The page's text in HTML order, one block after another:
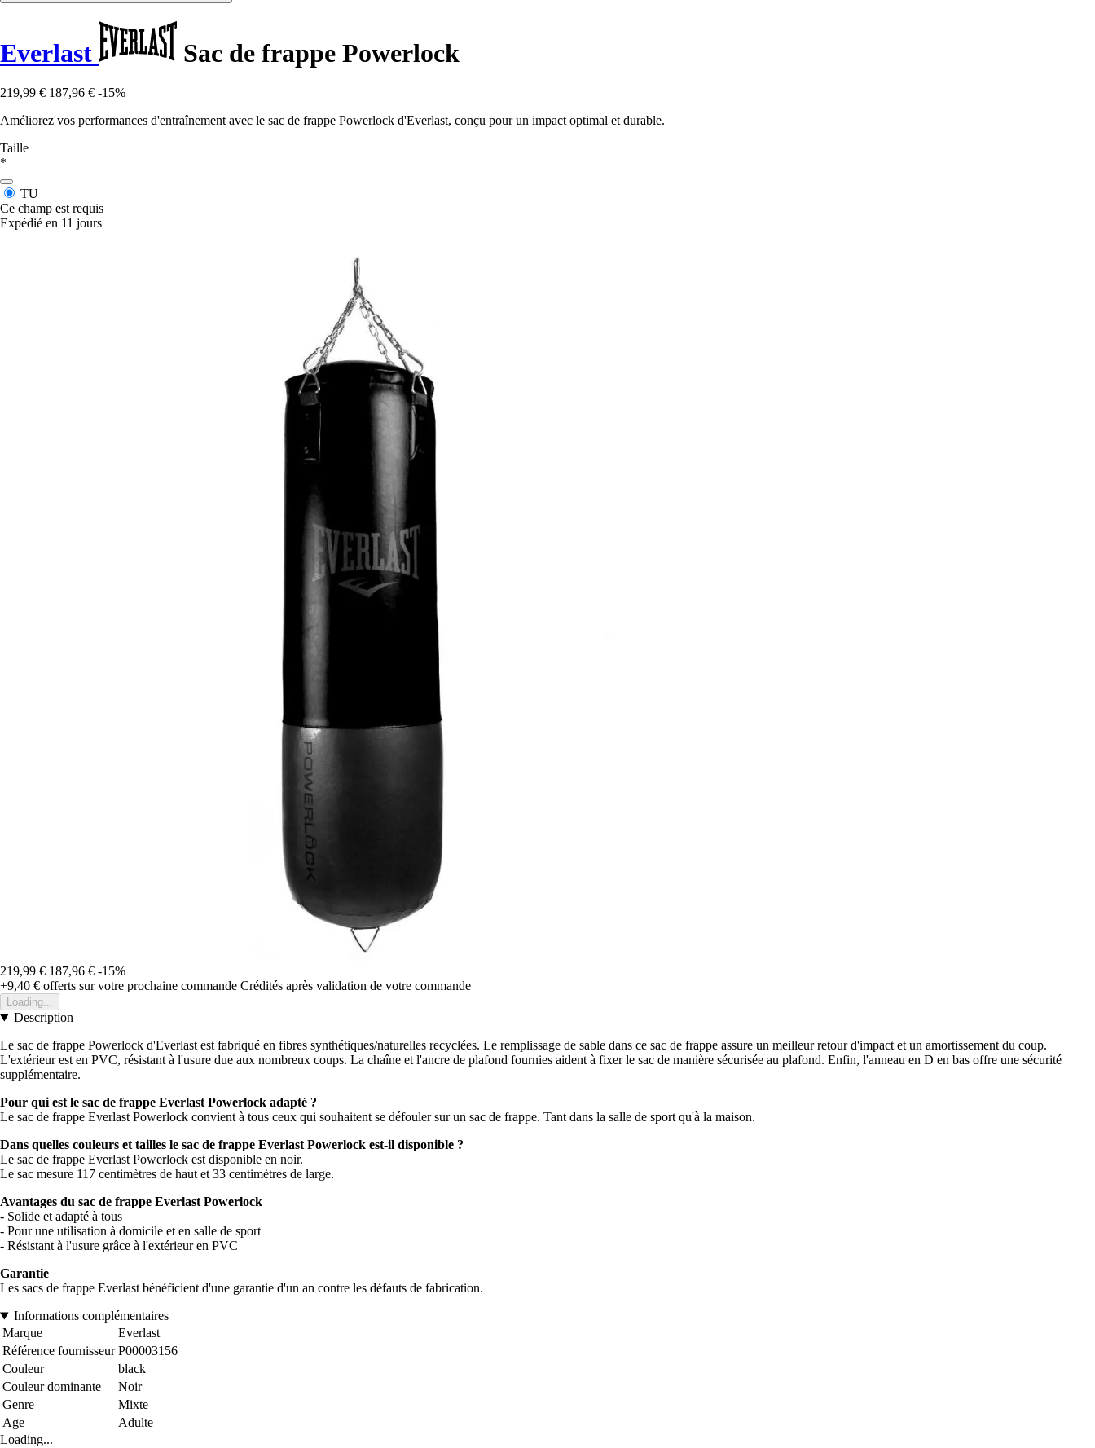
Everlast Sac de frappe Powerlock
219,99 € 187,96 € -15%
Améliorez vos performances d'entraînement avec le sac de frappe Powerlock d'Everlast, conçu pour un impact optimal et durable.
Taille
*
TU
Ce champ est requis
Expédié en 11 jours
219,99 € 187,96 € -15%
+9,40 € offerts sur votre prochaine commande Crédités après validation de votre commande
Loading...
Description
Le sac de frappe Powerlock d'Everlast est fabriqué en fibres synthétiques/naturelles recyclées. Le remplissage de sable dans ce sac de frappe assure un meilleur retour d'impact et un amortissement du coup.
L'extérieur est en PVC, résistant à l'usure due aux nombreux coups. La chaîne et l'ancre de plafond fournies aident à fixer le sac de manière sécurisée au plafond. Enfin, l'anneau en D en bas offre une sécurité
supplémentaire.
Pour qui est le sac de frappe Everlast Powerlock adapté ?
Le sac de frappe Everlast Powerlock convient à tous ceux qui souhaitent se défouler sur un sac de frappe. Tant dans la salle de sport qu'à la maison.
Dans quelles couleurs et tailles le sac de frappe Everlast Powerlock est-il disponible ?
Le sac de frappe Everlast Powerlock est disponible en noir.
Le sac mesure 117 centimètres de haut et 33 centimètres de large.
Avantages du sac de frappe Everlast Powerlock
- Solide et adapté à tous
- Pour une utilisation à domicile et en salle de sport
- Résistant à l'usure grâce à l'extérieur en PVC
Garantie
Les sacs de frappe Everlast bénéficient d'une garantie d'un an contre les défauts de fabrication.
Informations complémentaires
Marque
Everlast
Référence fournisseur P00003156
Couleur
black
Couleur dominante
Noir
Genre
Mixte
Age
Adulte
Loading...